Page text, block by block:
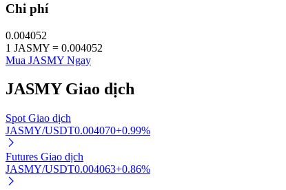
Đầu tư độc quyền cho người nắm giữ BTR
Chi phí
0.004052
1 JASMY = 0.004052
Mua JASMY Ngay
JASMY Giao dịch
Spot Giao dịch
JASMY/USDT0.004070+0.99%
Futures Giao dịch
JASMY/USDT0.004063+0.86%